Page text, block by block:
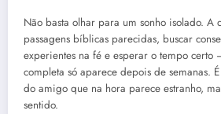
Não basta olhar para um sonho isolado. A
passagens bíblicas parecidas, buscar
experientes na fé e esperar o tempo certo
completa só aparece depois de semanas.
do amigo que na hora parece estranho,
sentido.